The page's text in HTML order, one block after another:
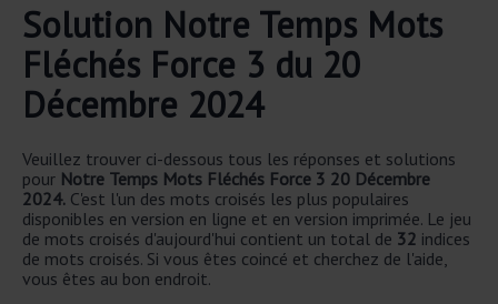
Solution Notre Temps Mots
Fléchés Force 3 du 20
Décembre 2024
Veuillez trouver ci-dessous tous les réponses et solutions
pour Notre Temps Mots Fléchés Force 3 20 Décembre
2024. C'est l'un des mots croisés les plus populaires
disponibles en version en ligne et en version imprimée. Le jeu
de mots croisés d'aujourd'hui contient un total de 32 indices
de mots croisés. Si vous êtes coincé et cherchez de l'aide,
vous êtes au bon endroit.